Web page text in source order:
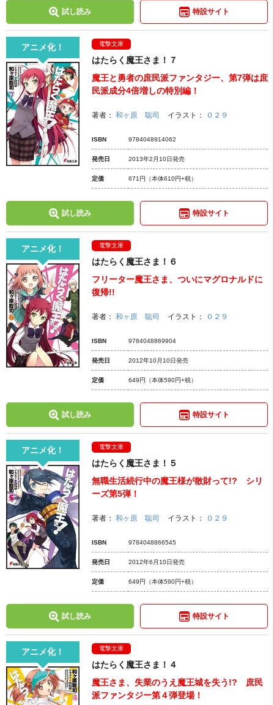
試し読み 特設サイト
アニメ化！ 電撃文庫
はたらく魔王さま！７
魔王と勇者の庶民派ファンタジー、第7弾は庶
民派成分4倍増しの特別編！
著者： 和ヶ原 聡司 イラスト： ０２９
ISBN 9784048914062
発売日 2013年2月10日発売
定価 671円 （本体610円+税）
試し読み 特設サイト
アニメ化！ 電撃文庫
はたらく魔王さま！６
フリーター魔王さま、ついにマグロナルドに
復帰!!
著者： 和ヶ原 聡司 イラスト： ０２９
ISBN 9784048869904
発売日 2012年10月10日発売
定価 649円 （本体590円+税）
試し読み 特設サイト
アニメ化！ 電撃文庫
はたらく魔王さま！５
無職生活続行中の魔王様が散財って!? シリ
ーズ第5弾！
著者： 和ヶ原 聡司 イラスト： ０２９
ISBN 9784048866545
発売日 2012年6月10日発売
定価 649円 （本体590円+税）
試し読み 特設サイト
アニメ化！ 電撃文庫
はたらく魔王さま！４
魔王さま、失業のうえ魔王城を失う!? 庶民
派ファンタジー第４弾登場！